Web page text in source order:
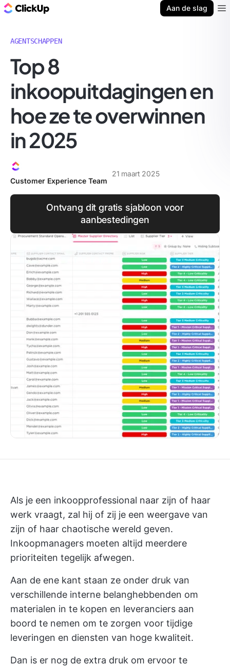
Aan de slag
AGENTSCHAPPEN
Top 8
inkoopuitdagingen en
hoe ze te overwinnen
in 2025
Customer Experience Team
21 maart 2025
Ontvang dit gratis sjabloon voor
aanbestedingen
Als je een inkoopprofessional naar zijn of haar
werk vraagt, zal hij of zij je een weergave van
zijn of haar chaotische wereld geven.
Inkoopmanagers moeten altijd meerdere
prioriteiten tegelijk afwegen.
Aan de ene kant staan ze onder druk van
verschillende interne belanghebbenden om
materialen in te kopen en leveranciers aan
boord te nemen om te zorgen voor tijdige
leveringen en diensten van hoge kwaliteit.
Dan is er nog de extra druk om ervoor te